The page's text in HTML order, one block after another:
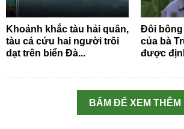
Khoảnh khắc tàu hải quân,
tàu cá cứu hai người trôi
dạt trên biển Đà...
Đôi
của bà
được
BẤM ĐỂ XEM THÊM